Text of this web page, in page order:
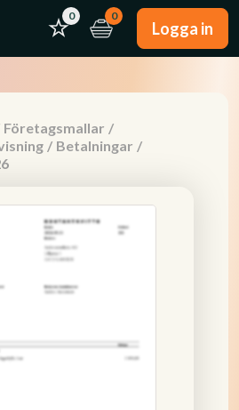
0 0
Logga in
Företagsmallar /
/ Betalningar /